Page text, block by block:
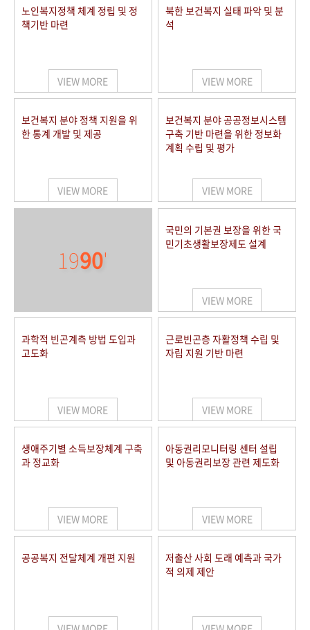
노인복지정책 체계 정립 및 정
책기반 마련
VIEW MORE
북한 보건복지 실태 파악 및 분
석
VIEW MORE
보건복지 분야 정책 지원을 위
한 통계 개발 및 제공
VIEW MORE
보건복지 분야 공공정보시스템
구축 기반 마련을 위한 정보화
계획 수립 및 평가
VIEW MORE
1990'
국민의 기본권 보장을 위한 국
민기초생활보장제도 설계
VIEW MORE
과학적 빈곤계측 방법 도입과
고도화
VIEW MORE
근로빈곤층 자활정책 수립 및
자립 지원 기반 마련
VIEW MORE
생애주기별 소득보장체계 구축
과 정교화
VIEW MORE
아동권리모니터링 센터 설립
및 아동권리보장 관련 제도화
VIEW MORE
공공복지 전달체계 개편 지원
저출산 사회 도래 예측과 국가
적 의제 제안